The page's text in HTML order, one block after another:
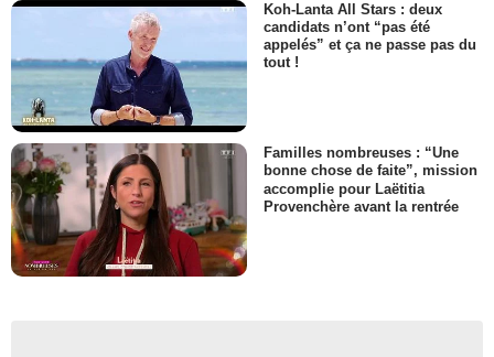
Koh-Lanta All Stars : deux
candidats n’ont “pas été
appelés” et ça ne passe pas du
tout !
Familles nombreuses : “Une
bonne chose de faite”, mission
accomplie pour Laëtitia
Provenchère avant la rentrée